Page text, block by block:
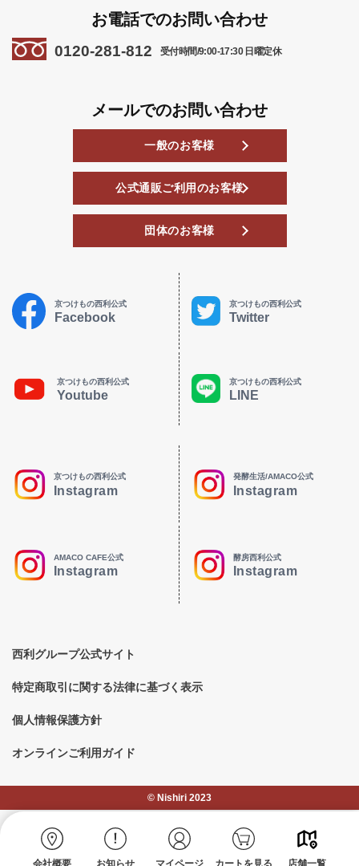
会社概要 お知らせ マイページ カートを見る 店舗一覧
お電話でのお問い合わせ
0120-281-812 受付時間/9:00-17:30 日曜定休
メールでのお問い合わせ
一般のお客様
公式通販ご利用のお客様
団体のお客様
京つけもの西利公式
Facebook
京つけもの西利公式
Twitter
京つけもの西利公式
Youtube
京つけもの西利公式
LINE
京つけもの西利公式
Instagram
発酵生活/AMACO公式
Instagram
AMACO CAFE公式
Instagram
酵房西利公式
Instagram
西利グループ公式サイト
特定商取引に関する法律に基づく表示
個人情報保護方針
オンラインご利用ガイド
©︎ Nishiri 2023